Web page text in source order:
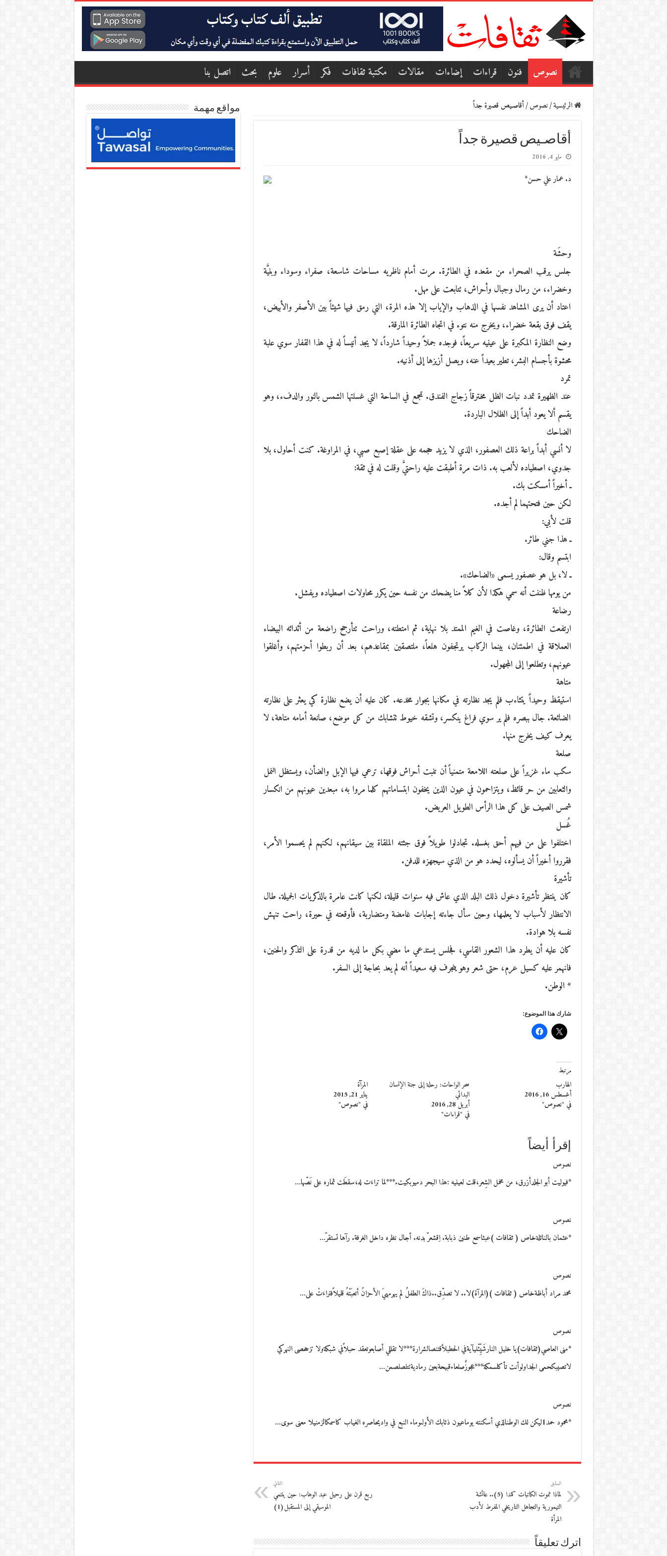
نصوص فنون قراءات إضاءات مقالات مكتبة ثقافات فكر أسرار علوم بحث اتصل بنا
الرئيسية/نصوص/أقاصـيص قصيرة جداً
أقاصـيص قصيرة جداً
مايو 4, 2016
د. عمار علي حسن*
وحشَة
جلس يرقب الصحراء من مقعده في الطائرة. مرت أمام ناظريه مساحات شاسعة، صفراء وسوداء وبنيَّة
وخضراء، من رمال وجبال وأحراش، تتابعت على مهل.
اعتاد أن يرى المشاهد نفسها في الذهاب والإياب إلا هذه المرة، التي رمق فيها شيئاً بين الأصفر والأبيض،
يقف فوق بقعة خضراء، ويخرج منه نتوء في اتجاه الطائرة المارقة.
وضع النظارة المكبرة على عينيه سريعاً، فوجده جملاً وحيداً شارداً، لا يجد أنيساً له في هذا القفار سوي علبة
محشوة بأجسام البشر، تطير بعيداً عنه، ويصل أزيزها إلى أذنيه.
تمرد
عند الظهيرة تمدد نبات الظل مخترقاً زجاج الفندق. تجمع في الساحة التي غسلتها الشمس بالنور والدفء، وهو
يقسم ألا يعود أبداً إلى الظلال الباردة.
الضاحك
لا أنسي أبداً براعة ذلك العصفور، الذي لا يزيد حجمه على عقلة إصبع صبي، في المراوغة. كنت أحاول، بلا
جدوي، اصطياده لألعب به. ذات مرة أطبقت عليه راحتيَّ وقلت له في ثقة:
ـ أخيراً أمسكت بك.
لكن حين فتحتهما لم أجده.
قلت لأبي:
ـ هذا جني طائر.
ابتسم وقال:
ـ لا، بل هو عصفور يسمى «الضاحك».
من يومها ظننت أنه سمي هكذا لأن كلاً منا يضحك من نفسه حين يكرر محاولات اصطياده ويفشل.
رضاعة
ارتفعت الطائرة، وغاصت في الغيم الممتد بلا نهاية، ثم امتطته، وراحت تتأرجح راضعة من أثدائه البيضاء
العملاقة في اطمئنان، بينما الركاب يرتجفون هلعاً، ملتصقين بمقاعدهم، بعد أن ربطوا أحزمتهم، وأغلقوا
عيونهم، وتطلعوا إلى المجهول.
متاهة
استيقظ وحيداً يتثاءب فلم يجد نظارته في مكانها بجوار مخدعه. كان عليه أن يضع نظارة كي يعثر على نظارته
الضائعة. جال ببصره فلم ير سوي فراغ ينكسر، وتشقه خيوط تتشابك من كل موضع، صانعة أمامه متاهة، لا
يعرف كيف يخرج منها.
صلعة
سكب ماء غزيراً على صلعته اللامعة متمنياً أن تنبت أحراش فوقها، ترعي فيها الإبل والضأن، ويستظل النمل
والثعابين من حر قائظ، ويتزاحمون في عيون الذين يخفون ابتساماتهم كلما مروا به، مبعدين عيونهم من انكسار
شمس الصيف على كل هذا الرأس الطويل العريض.
غُسل
اختلفوا على من فيهم أحق بغسله. تجادلوا طويلاً فوق جثته الملقاة بين سيقانهم، لكنهم لم يحسموا الأمر،
فقرروا أخيراً أن يسألوه، ليحدد هو من الذي سيجهزه للدفن.
تأشيرة
كان ينتظر تأشيرة دخول ذلك البلد الذي عاش فيه سنوات قليلة، لكنها كانت عامرة بالذكريات الجميلة. طال
الانتظار لأسباب لا يعلمها، وحين سأل جاءته إجابات غامضة ومتضاربة، فأوقعته في حيرة، راحت تنهش
نفسه بلا هوادة.
كان عليه أن يطرد هذا الشعور القاسي، فجلس يستدعي ما مضي بكل ما لديه من قدرة على التذكر والحنين،
فانهمر عليه كسيل عرم، حتى شعر وهو ينجرف فيه سعيداً أنه لم يعد بحاجة إلى السفر.
* الوطن.
شارك هذا الموضوع:
مرتبط
الهارب
أغسطس 16, 2016
في "نصوص"
سحر الواحات: رحلة إلى جنة الإنسان
البدائي
أبريل 28, 2016
في "قراءات"
المرآة
يناير 21, 2015
في "نصوص"
إقرأ أيضاً
نصوص
*فيوليت أبو الجلدأزرق، من مخمل الشِعر،قلت لعينيه :هذا البحر دميوبكيت.***لما تراءَت له،سقطَت ثماره على نَصّها…
نصوص
*عثمان بالنائلةخاص ( ثقافات )عبثاسمع طنين ذبابة. اِقشعرّ بدنه. أجال نظره داخل الغرفة. رآها تستقرّ…
نصوص
محمد مراد أباظةخاص ( ثقافات )(المرآة)لا.. لا تصدِّق..ذاكَ الطفلُ لم يهرمهيَ الأحزانُ أتعبَتْهُ قليلاًفتراءَتْ على…
نصوص
*منى العاصي(ثقافات)يا خليل النارشَيِّئْنيآيةفي الحطبلأقتنصالشرارة***لا تقللي أصابعوتعقد حبلاًفي شبكةولا تزححصى النهركي
لاتصيبكحمى الجداولوأنت تأكلسمكة***عجوزٌصلعاءقبيحةبعين رماديةتتلصلصمن…
نصوص
*محمود حمد1ليكن لك الوطنالذي أسكنته يوماعيون ذئابك الأولىوماء النبع في واديحاصره الغياب كاسمكالزمنيلا معنى سوى…
السابق
لماذا تموت الكاتبات كمدا (5).. عائشة
التيمورية والتجاهل التاريخي المفرط لأدب
المرأة
التالي
ربع قرن على رحيل عبد الوهاب: حين ينتمي
الموسيقي إلى المستقبل(1)
اترك تعليقاً
مواقع مهمة